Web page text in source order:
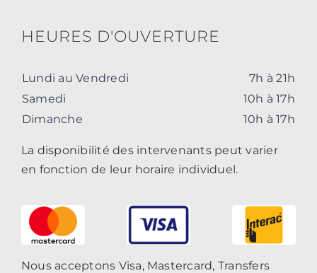
HEURES D'OUVERTURE
Lundi au Vendredi
7h à 21h
Samedi
10h à 17h
Dimanche
10h à 17h
La disponibilité des intervenants peut varier
en fonction de leur horaire individuel.
Nous acceptons Visa, Mastercard, Transfers